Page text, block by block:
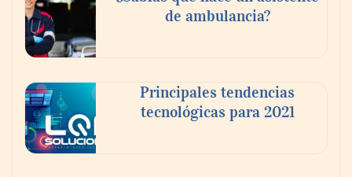
En el Día de la Cerveza, Grupo Modelo
de ambulancia?
Principales tendencias
tecnológicas para 2021